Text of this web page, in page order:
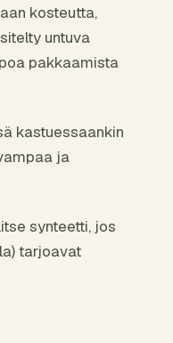
kosteutta,
untuva
pakkaamista
kastuessaankin
ja
synteetti, jos
tarjoavat